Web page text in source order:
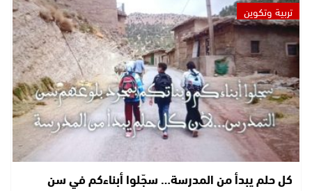
تربية وتكوين
كل حلم يبدأ من المدرسة… سجّلوا أبناءكم في سن